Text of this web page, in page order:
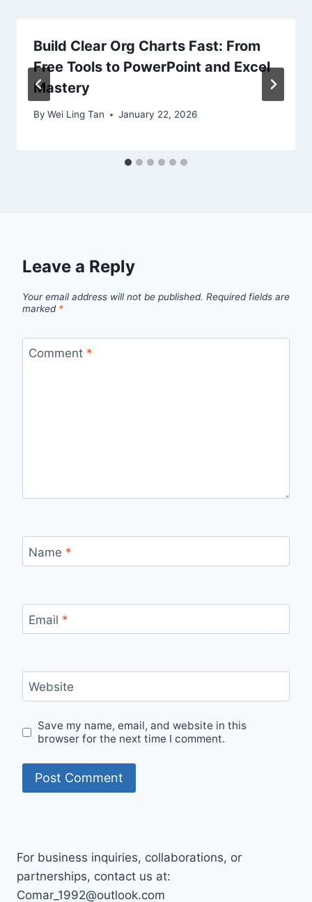
Build Clear Org Charts Fast: From
Free Tools to PowerPoint and Excel
Mastery
By Wei Ling Tan January 22, 2026
Leave a Reply
Your email address will not be published. Required fields are
marked *
Comment *
Name *
Email *
Website
Save my name, email, and website in this
browser for the next time I comment.
For business inquiries, collaborations, or
partnerships, contact us at:
Comar_1992@outlook.com